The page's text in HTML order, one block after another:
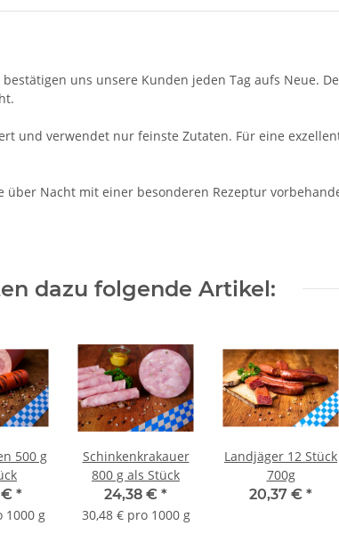
uns unsere Kunden jeden Tag aufs Neue.
und verwendet nur feinste Zutaten. Für eine
Nacht mit einer besonderen Rezeptur
dazu folgende Artikel:
500 g
€ *
1000 g
Schinkenkrakauer
800 g als Stück
24,38 € *
30,48 € pro 1000 g
Landjäger 12 Stück
700g
20,37 € *